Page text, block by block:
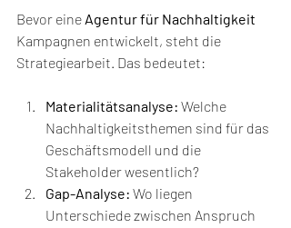
Bevor eine Agentur für Nachhaltigkeit
Kampagnen entwickelt, steht die
Strategiearbeit. Das bedeutet:
Materialitätsanalyse: Welche
Nachhaltigkeitsthemen sind für das
Geschäftsmodell und die
Stakeholder wesentlich?
Gap-Analyse: Wo liegen
Unterschiede zwischen Anspruch